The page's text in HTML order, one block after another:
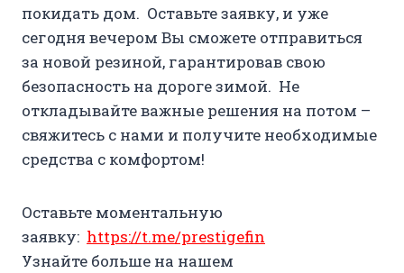
покидать дом. Оставьте заявку, и уже
сегодня вечером Вы сможете отправиться
за новой резиной, гарантировав свою
безопасность на дороге зимой. Не
откладывайте важные решения на потом –
свяжитесь с нами и получите необходимые
средства с комфортом!
Оставьте моментальную
заявку: https://t.me/prestigefin
Узнайте больше на нашем